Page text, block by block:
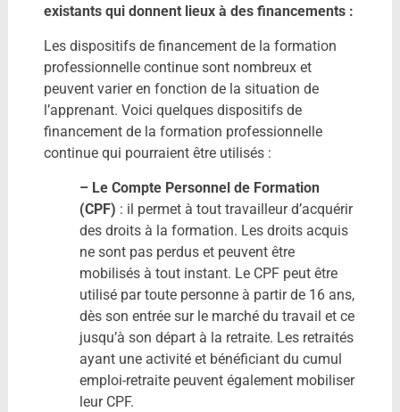
existants qui donnent lieux à des financements :
Les dispositifs de financement de la formation
professionnelle continue sont nombreux et
peuvent varier en fonction de la situation de
l’apprenant. Voici quelques dispositifs de
financement de la formation professionnelle
continue qui pourraient être utilisés :
– Le Compte Personnel de Formation
(CPF) : il permet à tout travailleur d’acquérir
des droits à la formation. Les droits acquis
ne sont pas perdus et peuvent être
mobilisés à tout instant. Le CPF peut être
utilisé par toute personne à partir de 16 ans,
dès son entrée sur le marché du travail et ce
jusqu’à son départ à la retraite. Les retraités
ayant une activité et bénéficiant du cumul
emploi-retraite peuvent également mobiliser
leur CPF.